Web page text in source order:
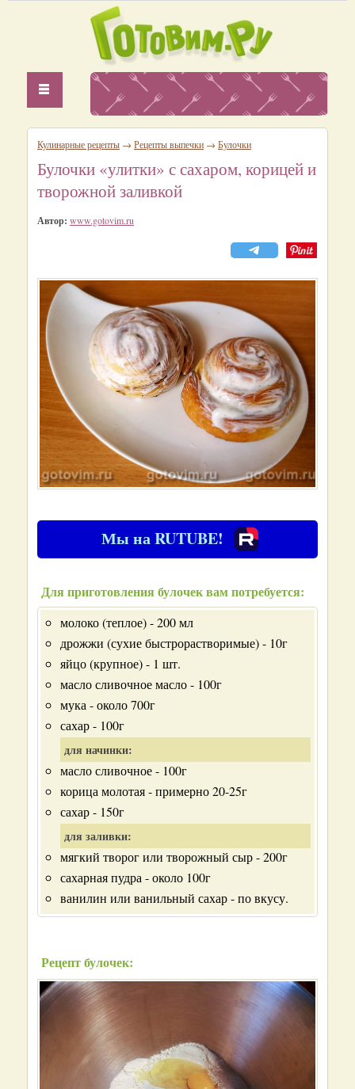
Кулинарные рецепты → Рецепты выпечки → Булочки
Булочки «улитки» с сахаром, корицей и
творожной заливкой
Автор: www.gotovim.ru
Мы на RUTUBE!
Для приготовления булочек вам потребуется:
молоко (теплое) - 200 мл
дрожжи (сухие быстрорастворимые) - 10г
яйцо (крупное) - 1 шт.
масло сливочное масло - 100г
мука - около 700г
сахар - 100г
для начинки:
масло сливочное - 100г
корица молотая - примерно 20-25г
сахар - 150г
для заливки:
мягкий творог или творожный сыр - 200г
сахарная пудра - около 100г
ванилин или ванильный сахар - по вкусу.
Рецепт булочек: